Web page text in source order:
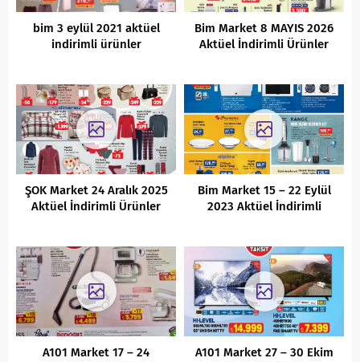
bim 3 eylül 2021 aktüel
indirimli ürünler
Bim Market 8 MAYIS 2026
Aktüel İndirimli Ürünler
ŞOK Market 24 Aralık 2025
Aktüel İndirimli Ürünler
Bim Market 15 – 22 Eylül
2023 Aktüel İndirimli
A101 Market 17 – 24
A101 Market 27 – 30 Ekim